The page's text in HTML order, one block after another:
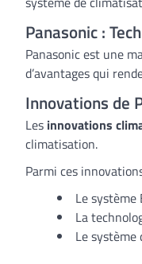
Panasonic :
Panasonic est une
d’avantages qui
Innovations de
Les innovations
climatisation.
Parmi ces
Le
La
Le